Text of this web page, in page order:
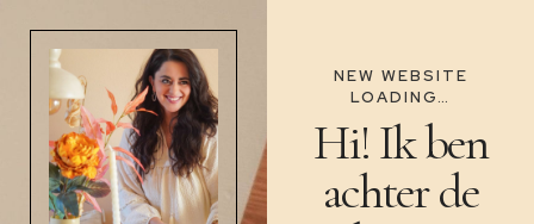
NEW WEBSITE
LOADING…
Hi! Ik ben
achter de